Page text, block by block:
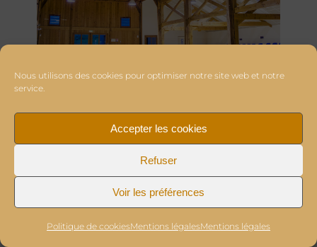
Nous utilisons des cookies pour optimiser notre site web et notre
service.
Accepter les cookies
Refuser
Voir les préférences
Politique de cookiesMentions légalesMentions légales